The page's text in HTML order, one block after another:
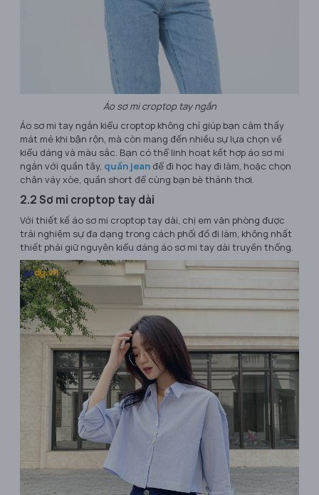
Áo sơ mi croptop tay ngắn
Áo sơ mi tay ngắn kiểu croptop không chỉ giúp bạn cảm thấy
mát mẻ khi bận rộn, mà còn mang đến nhiều sự lựa chọn về
kiểu dáng và màu sắc. Bạn có thể linh hoạt kết hợp áo sơ mi
ngắn với quần tây, quần jean để đi học hay đi làm, hoặc chọn
chân váy xòe, quần short để cùng bạn bè thảnh thơi.
2.2 Sơ mi croptop tay dài
Với thiết kế áo sơ mi croptop tay dài, chị em văn phòng được
trải nghiệm sự đa dạng trong cách phối đồ đi làm, không nhất
thiết phải giữ nguyên kiểu dáng áo sơ mi tay dài truyền thống.